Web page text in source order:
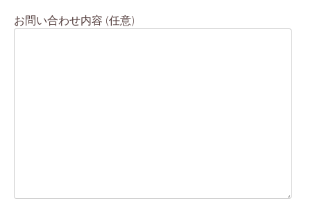
お問い合わせ内容 (任意)